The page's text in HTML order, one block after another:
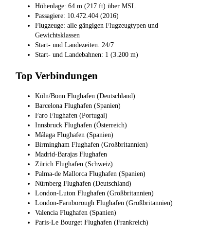
Höhenlage: 64 m (217 ft) über MSL
Passagiere: 10.472.404 (2016)
Flugzeuge: alle gängigen Flugzeugtypen und
Gewichtsklassen
Start- und Landezeiten: 24/7
Start- und Landebahnen: 1 (3.200 m)
Top Verbindungen
Köln/Bonn Flughafen (Deutschland)
Barcelona Flughafen (Spanien)
Faro Flughafen (Portugal)
Innsbruck Flughafen (Österreich)
Málaga Flughafen (Spanien)
Birmingham Flughafen (Großbritannien)
Madrid-Barajas Flughafen
Zürich Flughafen (Schweiz)
Palma-de Mallorca Flughafen (Spanien)
Nürnberg Flughafen (Deutschland)
London-Luton Flughafen (Großbritannien)
London-Farnborough Flughafen (Großbritannien)
Valencia Flughafen (Spanien)
Paris-Le Bourget Flughafen (Frankreich)